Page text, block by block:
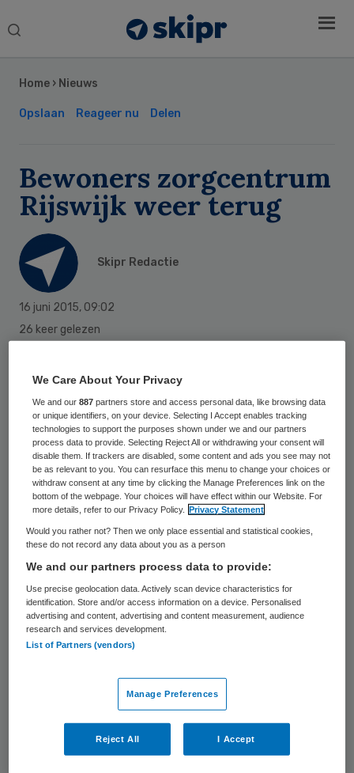
Search
Home › Nieuws
Opslaan Reageer nu Delen
Bewoners zorgcentrum
Rijswijk weer terug
Skipr Redactie
16 juni 2015, 09:02
26 keer gelezen
De eerste bewoners van Florence
Woonzorgcentrum Vredenburch in Rijswijk
zijn dinsdagmorgen weer teruggekeerd.
Later in de ochtend zullen er meer volgen.
Dit meldt de woordvoerder van het
woonzorgcentrum. Maandagavond werden
de bewoners geëvacueerd nadat de stroom
was uitgevallen. Dit gebeurde na een
lekkage, waarbij kortsluiting ontstond.
Van de honderd bewoners hebben er dertig
de nacht bij familie doorgebracht en twintig
mensen hebben overnacht in de
ontmoetingsruimte. De overige vijftig zijn
ondergebracht in andere naburige
woonzorgcentra van Florence. “Mensen
waren geschrokken,
omdat ze opeens hun
Sidebar
We Care About Your Privacy
We and our887 partners store and access personal data, like browsing data
or unique identifiers, on your device. Selecting I Accept enables tracking
technologies to support the purposes shown under we and our partners
process data to provide. Selecting Reject All or withdrawing your consent will
disable them. If trackers are disabled, some content and ads you see may not
be as relevant to you. You can resurface this menu to change your choices or
withdraw consent at any time by clicking the Manage Preferences link on the
bottom of the webpage. Your choices will have effect within our Website. For
more details, refer to our Privacy Policy.
Privacy Statement
Would you rather not? Then we only place essential and statistical cookies,
these do not record any data about you as a person
We and our partners process data to provide:
Use precise geolocation data. Actively scan device characteristics for
identification. Store and/or access information on a device. Personalised
advertising and content, advertising and content measurement, audience
research and services development.
List of Partners (vendors)
Manage Preferences
Reject All I Accept